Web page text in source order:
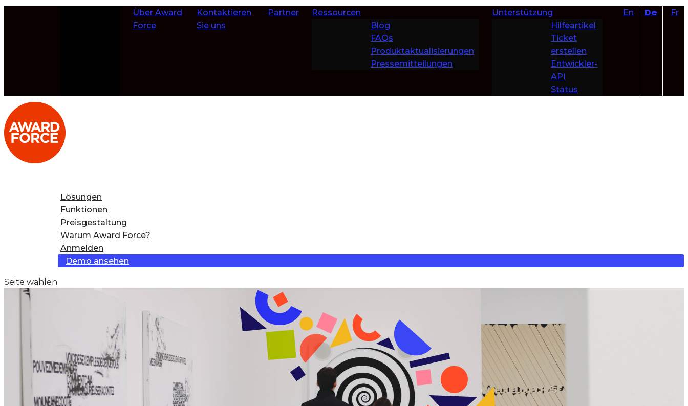
Über Award
Force
Kontaktieren
Sie uns
Partner
Ressourcen
Blog
FAQs
Produktaktualisierungen
Pressemitteilungen
Unterstützung
Hilfeartikel
Ticket
erstellen
Entwickler-
API
Status
Fr
En De
Lösungen
Funktionen
Preisgestaltung
Warum Award Force?
Anmelden
Demo ansehen
Seite wählen